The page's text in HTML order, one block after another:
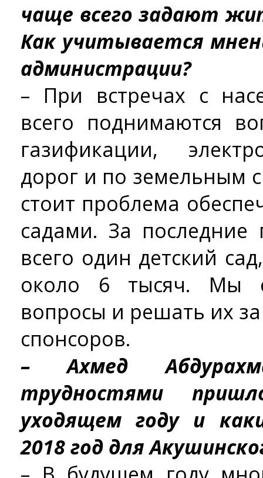
чаще всего задают
Как учитывается
администрации?
– При встречах с
всего поднимаются
газификации,
дорог и по земельным
стоит проблема
садами. За
всего один детский
около 6 тысяч. Мы
вопросы и решать их
спонсоров.
– Ахмед
трудностями
уходящем году и
2018 год для